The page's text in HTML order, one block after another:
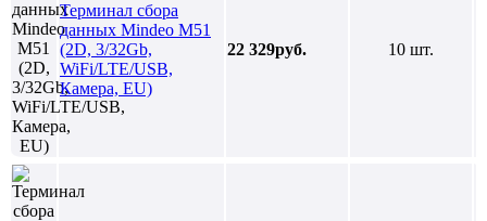
Терминал сбора
данных Mindeo M51
(2D, 3/32Gb,
WiFi/LTE/USB,
Камера, EU)
22 329руб. 10 шт.